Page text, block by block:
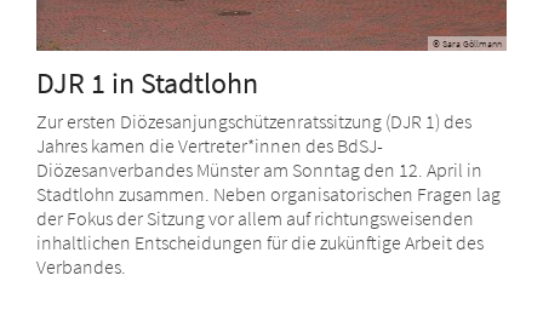
© Sara Göllmann
DJR 1 in Stadtlohn
Zur ersten Diözesanjungschützenratssitzung (DJR 1) des
Jahres kamen die Vertreter*innen des BdSJ-
Diözesanverbandes Münster am Sonntag den 12. April in
Stadtlohn zusammen. Neben organisatorischen Fragen lag
der Fokus der Sitzung vor allem auf richtungsweisenden
inhaltlichen Entscheidungen für die zukünftige Arbeit des
Verbandes.